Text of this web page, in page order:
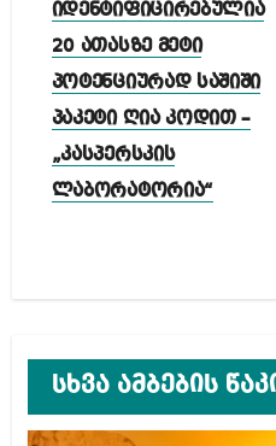
იდენტიფიცირებულია
20 ათასზე მეტი
პოტენციურად საშიში
პაკეტი ღია კოდით –
„კასპერსკის
ლაბორატორია“
სხვა ამბების